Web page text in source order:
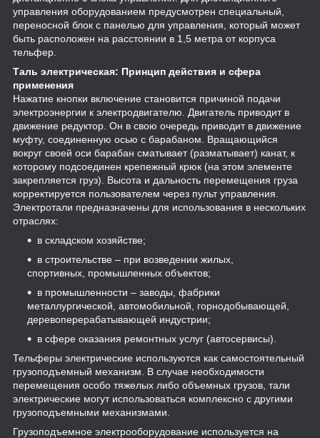
управления оборудованием предусмотрен специальный,
переносной блок с панелью для управления, который может
быть расположен на расстоянии в 1,5 метра от корпуса
тельфер.
Таль электрическая: Принцип действия и сфера
применения
Нажатие кнопки включение становится причиной подачи
электроэнергии к электродвигателю. Двигатель приводит в
движение редуктор. Он в свою очередь приводит в движение
муфту, соединенную осью с барабаном. Вращающийся
вокруг своей оси барабан сматывает (разматывает) канат, к
которому подсоединен крепежный крюк (на этом элементе
закрепляется груз). Высота и дальность перемещения груза
корректируется пользователем через пульт управления.
Электротали предназначены для использования в нескольких
отраслях:
в складском хозяйстве;
в строительстве – при возведении жилых,
спортивных, промышленных объектов;
в промышленности – заводы, фабрики
металлургической, автомобильной, горнодобывающей,
деревоперерабатывающей индустрии;
в сфере оказания ремонтных услуг (автосервисы).
Тельферы электрические используются как самостоятельный
грузоподъемный механизм. В случае необходимости
перемещения особо тяжелых либо объемных грузов, тали
электрические могут использоваться комплексно с другими
грузоподъемными механизмами.
Грузоподъемное электрооборудование используется на